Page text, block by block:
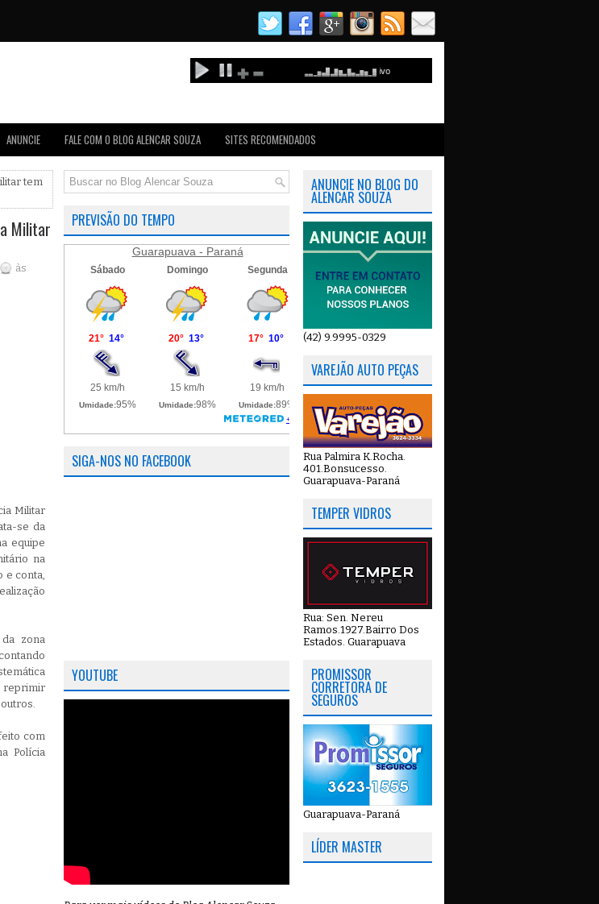
ANUNCIE FALE COM O BLOG ALENCAR SOUZA SITES RECOMENDADOS
tem
Militar
às
Militar
se da
equipe
na
e conta,
zona
reprimir
com
Polícia
PREVISÃO DO TEMPO
Guarapuava - Paraná
SIGA-NOS NO FACEBOOK
YOUTUBE
ANUNCIE NO BLOG DO
ALENCAR SOUZA
(42) 9.9995-0329
VAREJÃO AUTO PEÇAS
Rua Palmira K.Rocha.
401.Bonsucesso.
Guarapuava-Paraná
TEMPER VIDROS
Rua: Sen. Nereu
Ramos.1927.Bairro Dos
Estados. Guarapuava
PROMISSOR
CORRETORA DE
SEGUROS
Guarapuava-Paraná
LÍDER MASTER